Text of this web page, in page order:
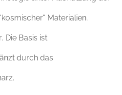
Materialien.
Die Basis ist
durch das